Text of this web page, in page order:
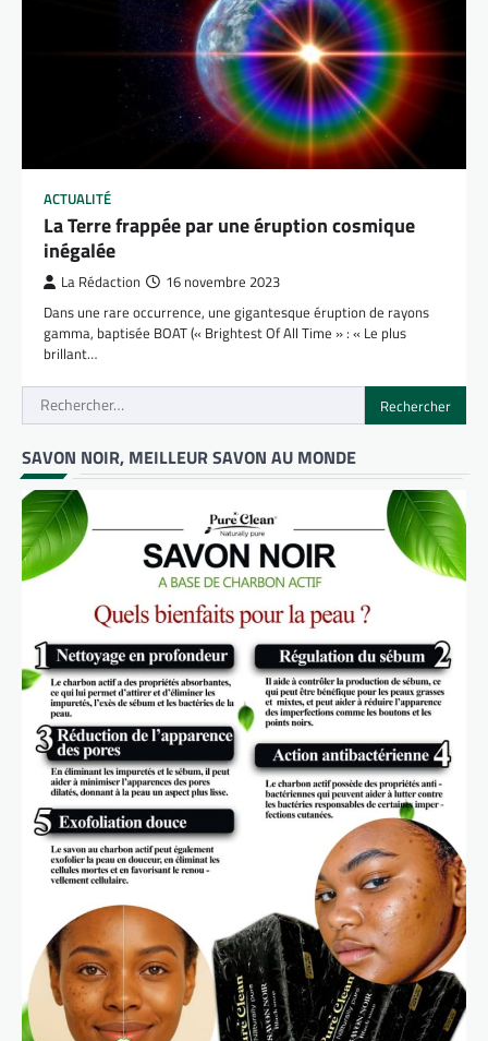
ACTUALITÉ
La Terre frappée par une éruption cosmique
inégalée
La Rédaction 16 novembre 2023
Dans une rare occurrence, une gigantesque éruption de rayons
gamma, baptisée BOAT (« Brightest Of All Time » : « Le plus
brillant…
Rechercher :
SAVON NOIR, MEILLEUR SAVON AU MONDE